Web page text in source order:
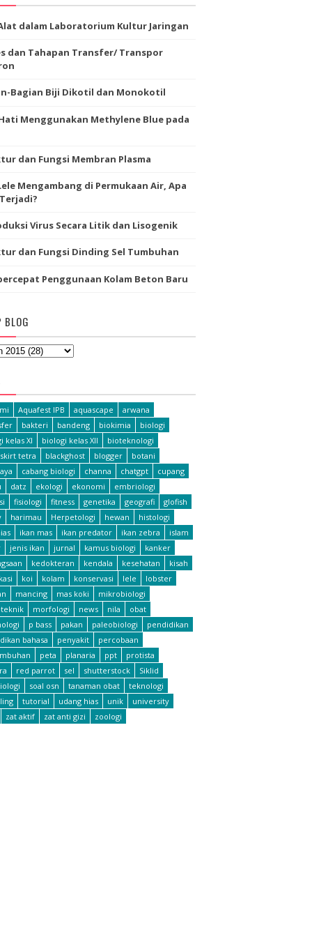
dalam Laboratorium Kultur Jaringan
dan Tahapan Transfer/ Transpor
Bagian Biji Dikotil dan Monokotil
Menggunakan Methylene Blue pada
dan Fungsi Membran Plasma
Mengambang di Permukaan Air, Apa
Virus Secara Litik dan Lisogenik
dan Fungsi Dinding Sel Tumbuhan
Penggunaan Kolam Beton Baru
BLOG
Aquafest IPB aquascape
arwana
bakteri bandeng biokimia
biologi
kelas XI
biologi kelas XII
bioteknologi
tetra
blackghost blogger
botani
cabang biologi channa chatgpt
cupang
datz ekologi ekonomi
embriologi
fisiologi fitness genetika geografi
glofish
harimau Herpetologi hewan
histologi
ikan mas ikan predator ikan zebra
islam
jenis ikan jurnal kamus biologi
kanker
kedokteran kendala kesehatan
kisah
koi kolam konservasi lele
lobster
mancing mas koki
mikrobiologi
morfologi news nila
obat
p bass pakan paleobiologi
pendidikan
bahasa
penyakit
percobaan
peta planaria ppt
protista
red parrot sel shutterstock
Siklid
soal osn tanaman obat
teknologi
tutorial udang hias unik
university
zat aktif zat anti gizi zoologi